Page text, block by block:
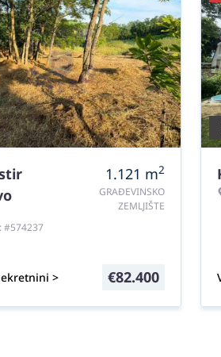
#574237
1.121 m2
GRAĐEVINSKO
ZEMLJIŠTE
> €82.400